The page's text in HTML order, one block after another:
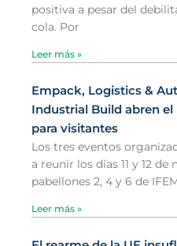
positiva a pesar del
cola. Por
Leer más »
Empack, Logistics &
Industrial Build abren
para visitantes
Los tres eventos
a reunir los días 11 y 12
pabellones 2, 4 y 6 de
Leer más »